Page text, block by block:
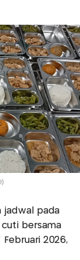
jadwal pada
bersama
Februari 2026,